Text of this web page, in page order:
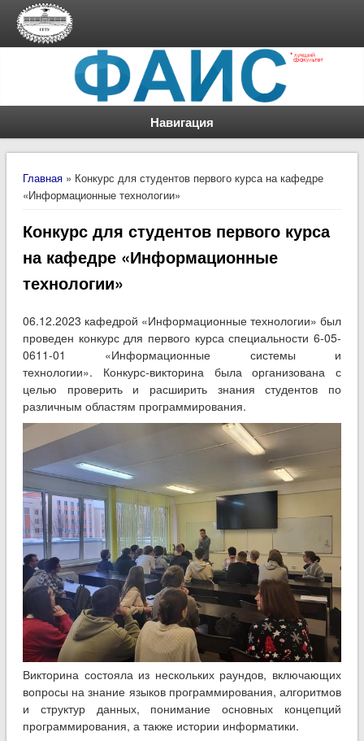
Навигация
Вы здесь
Главная» Конкурс для студентов первого курса на кафедре
«Информационные технологии»
Конкурс для студентов первого курса
на кафедре «Информационные
технологии»
06.12.2023 кафедрой «Информационные технологии» был
проведен конкурс для первого курса специальности 6-05-
0611-01 «Информационные системы и
технологии». Конкурс-викторина была организована с
целью проверить и расширить знания студентов по
различным областям программирования.
Викторина состояла из нескольких раундов, включающих
вопросы на знание языков программирования, алгоритмов
и структур данных, понимание основных концепций
программирования, а также истории информатики.